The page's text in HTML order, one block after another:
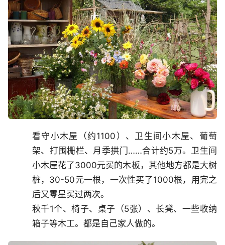
看守小木屋（约1100）、卫生间小木屋、葡萄
架、打围栅栏、月季拱门……合计约5万。卫生间
小木屋花了3000元买的木板，其他地方都是大树
桩，30-50元一根，一次性买了1000根，用完之
后又零星买过两次。
秋千1个、椅子、桌子（5张）、长凳、一些收纳
箱子等木工。都是自己家人做的。